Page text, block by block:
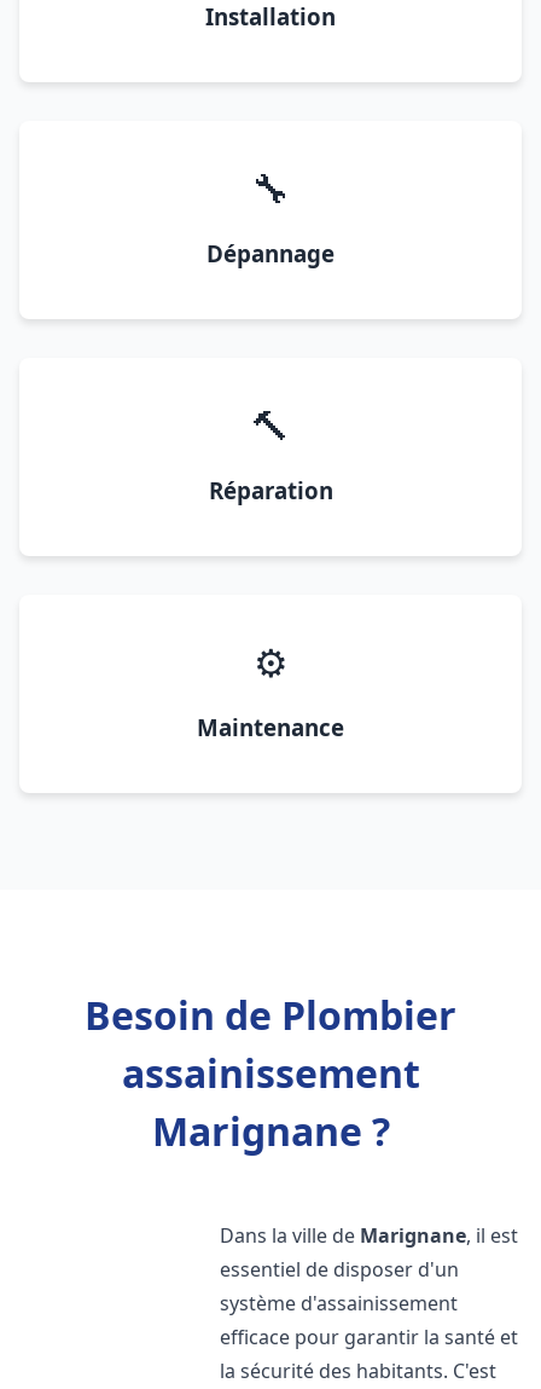
Installation
🔧
Dépannage
🔨
Réparation
⚙️
Maintenance
Besoin de Plombier
assainissement
Marignane ?
Dans la ville de Marignane, il est
essentiel de disposer d'un
système d'assainissement
efficace pour garantir la santé et
la sécurité des habitants. C'est